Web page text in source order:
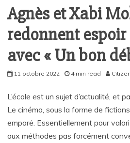
Agnès et Xabi
redonnent espoir
avec « Un bon
11 octobre 2022 4 min read
L’école est un sujet d’actualité, et
Le cinéma, sous la forme de
emparé. Essentiellement pour
aux méthodes pas forcément